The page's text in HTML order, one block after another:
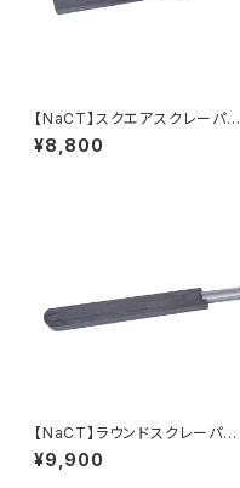
【NaCT】スクエアスクレーパー
25×8mm
¥8,800
【NaCT】ラウンドスクレーパー
32×8mm
¥9,900